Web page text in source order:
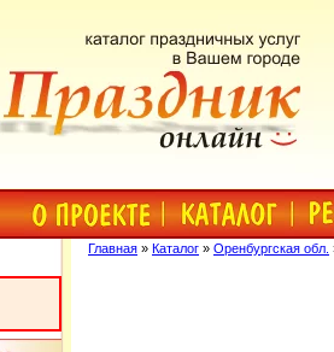
Главная » Каталог » Оренбургская обл.